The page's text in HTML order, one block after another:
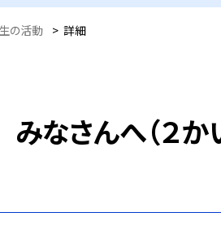
の活動 > 詳細
なさんへ（